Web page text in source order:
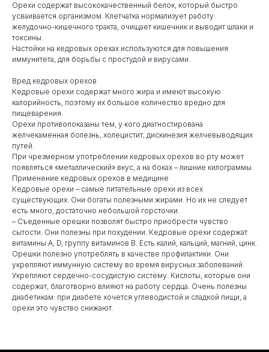
Орехи содержат высококачественный белок, который быстро
усваивается организмом. Клетчатка нормализует работу
желудочно-кишечного тракта, очищает кишечник и выводит шлаки и
токсины.
Настойки на кедровых орехах используются для повышения
иммунитета, для борьбы с простудой и вирусами.
Вред кедровых орехов
Кедровые орехи содержат много жира и имеют высокую
калорийность, поэтому их большое количество вредно для
пищеварения.
Орехи противопоказаны тем, у кого диагностирована
желчекаменная болезнь, холецистит, дискинезия желчевыводящих
путей.
При чрезмерном употреблении кедровых орехов во рту может
появляться «металлический» вкус, а на боках – лишние килограммы.
Применение кедровых орехов в медицине
Кедровые орехи – самые питательные орехи из всех
существующих. Они богаты полезными жирами. Но их не следует
есть много, достаточно небольшой горсточки.
– Съеденные орешки позволят быстро приобрести чувство
сытости. Они полезны при похудении. Кедровые орехи содержат
витамины А, D, группу витаминов В. Есть калий, кальций, магний, цинк.
Орешки полезно употреблять в качестве профилактики. Они
укрепляют иммунную систему во время вирусных заболеваний.
Укрепляют сердечно-сосудистую систему. Кислоты, которые они
содержат, благотворно влияют на работу сердца. Очень полезны
диабетикам: при диабете хочется углеводистой и сладкой пищи, а
орехи это чувство снижают.